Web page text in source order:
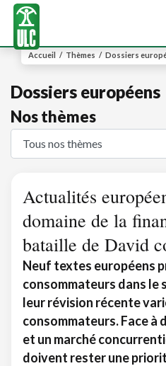
Accueil / Thèmes / Dossiers
Dossiers européens
Nos thèmes
Actualités
domaine de la
bataille de David
Neuf textes européens
consommateurs dans le
leur révision récente
consommateurs. Face à
et un marché
doivent rester une